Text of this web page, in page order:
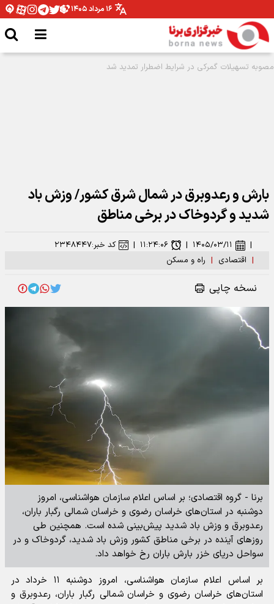
۱۶ مرداد ۱۴۰۵
بارش و رعدوبرق در شمال شرق کشور/ وزش باد
شدید و گردوخاک در برخی مناطق
| اقتصادی | راه و مسکن
| ۱۴۰۵/۰۳/۱۱ | ۱۱:۲۴:۰۶ | کد خبر:۲۳۴۸۴۴۷
نسخه چاپی
برنا - گروه اقتصادی؛ بر اساس اعلام سازمان هواشناسی، امروز
دوشنبه در استان‌های خراسان رضوی و خراسان شمالی رگبار باران،
رعدوبرق و وزش باد شدید پیش‌بینی شده است. همچنین طی
روزهای آینده در برخی مناطق کشور وزش باد شدید، گردوخاک و در
سواحل دریای خزر بارش باران رخ خواهد داد.
بر اساس اعلام سازمان هواشناسی، امروز دوشنبه ۱۱ خرداد در
استان‌های خراسان رضوی و خراسان شمالی رگبار باران، رعدوبرق و